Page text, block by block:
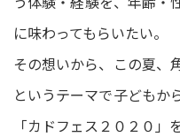
に味わってもらいたい。
その想いから、この夏、
というテーマで子どもか
「カドフェス２０２０」